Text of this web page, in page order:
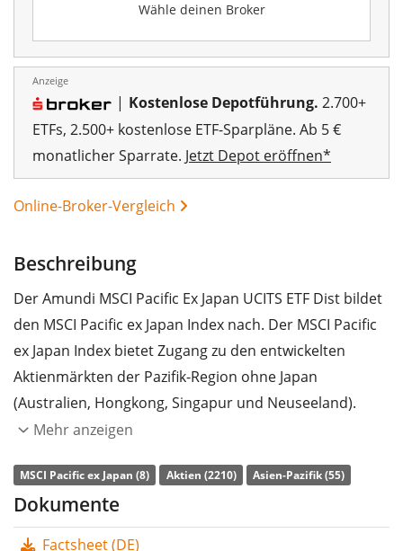
Wähle deinen Broker
Anzeige
| Kostenlose Depotführung. 2.700+
ETFs, 2.500+ kostenlose ETF-Sparpläne. Ab 5 €
monatlicher Sparrate. Jetzt Depot eröffnen*
Online-Broker-Vergleich
Beschreibung
Der Amundi MSCI Pacific Ex Japan UCITS ETF Dist bildet
den MSCI Pacific ex Japan Index nach. Der MSCI Pacific
ex Japan Index bietet Zugang zu den entwickelten
Aktienmärkten der Pazifik-Region ohne Japan
(Australien, Hongkong, Singapur und Neuseeland).
(Gesamtkostenquote) des ETF liegt bei
p.a.. Der ETF bildet die Wertentwicklung des Index
durch
vollständige Replikation
Mehr anzeigen
MSCI Pacific ex Japan (8) Aktien (2210) Asien-Pazifik (55)
Dokumente
Factsheet (DE)